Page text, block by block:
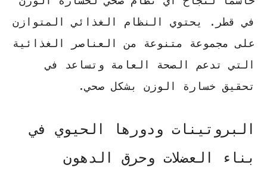
في قطر. يحتوي النظام الغذائي المتوازن
على مجموعة متنوعة من العناصر الغذائية
التي تدعم الصحة العامة وتساعد في
تحقيق خسارة الوزن بشكل صحي.
البروتينات ودورها الحيوي في
بناء العضلات وحرق الدهون